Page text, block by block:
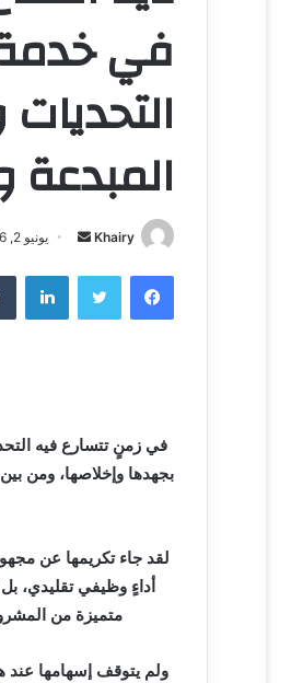
في خدمة
المبدعة
Khairy
أ
ل
ا
إ
يونيو 2, 2026
فيسبوك تويتر لينكدإن
في زمنٍ تتسارع فيه
بجهدها وإخلاصها، ومن
لقد جاء تكريمها عن
أداءٍ وظيفي تقليدي،
متميزة من
ولم يتوقف إسهامها عند